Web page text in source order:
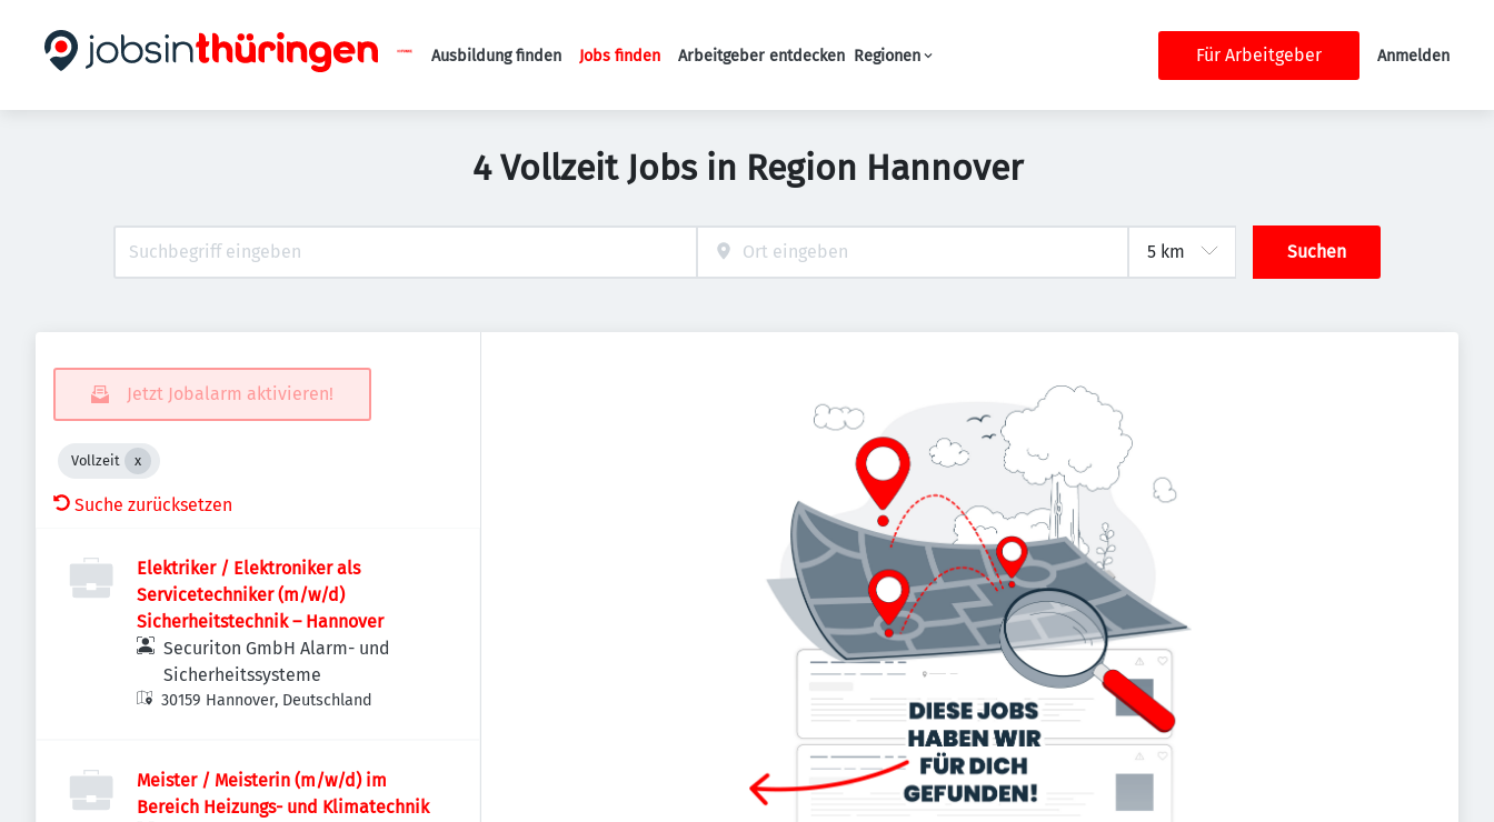
Haupt-Navigation
Ausbildung finden Jobs finden Arbeitgeber entdecken Regionen Für Arbeitgeber Anmelden
4 Vollzeit Jobs in Region Hannover
Suchen
Jetzt Jobalarm aktivieren!
Vollzeit
Suche zurücksetzen
Elektriker / Elektroniker als
Servicetechniker (m/w/d)
Sicherheitstechnik – Hannover
Securiton GmbH Alarm- und
Sicherheitssysteme
30159 Hannover, Deutschland
Meister / Meisterin (m/w/d) im
Bereich Heizungs- und Klimatechnik